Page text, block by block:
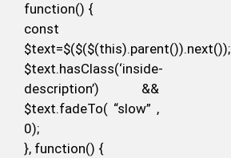
function() {
const
$text=$($($(this).parent()).next());
$text.hasClass(‘inside-
description’) &&
$text.fadeTo( “slow” ,
0);
}, function() {